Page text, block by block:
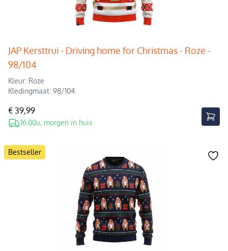
JAP Kersttrui - Driving home for Christmas - Roze -
98/104
Kleur: Roze
Kledingmaat: 98/104
€ 39,99
16.00u, morgen in huis
Bestseller